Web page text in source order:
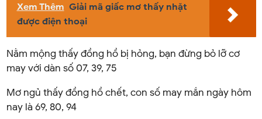
Xem Thêm Giải mã giấc mơ thấy nhặt
được điện thoại
Nằm mộng thấy đồng hồ bị hỏng, bạn đừng bỏ lỡ cơ
may với dàn số 07, 39, 75
Mơ ngủ thấy đồng hồ chết, con số may mắn ngày hôm
nay là 69, 80, 94